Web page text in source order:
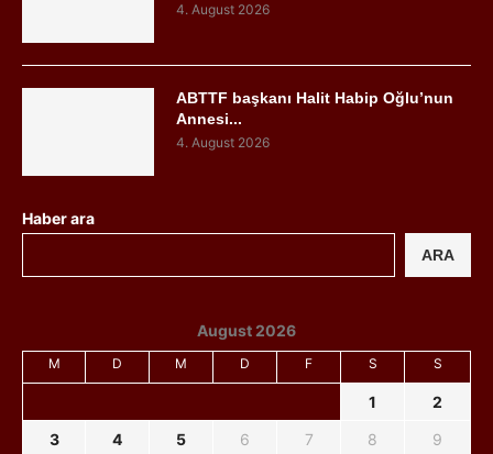
4. August 2026
ABTTF başkanı Halit Habip Oğlu’nun
Annesi...
4. August 2026
Haber ara
ARA
August 2026
M D M D F S S
1
2
3
4 5 6 7 8
9